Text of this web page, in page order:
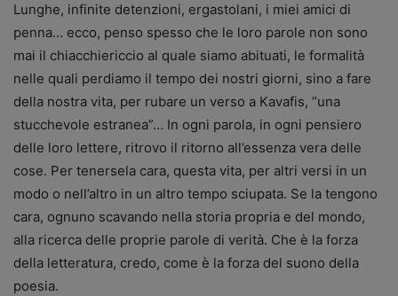
Lunghe, infinite detenzioni, ergastolani, i miei amici di
penna… ecco, penso spesso che le loro parole non sono
mai il chiacchiericcio al quale siamo abituati, le formalità
nelle quali perdiamo il tempo dei nostri giorni, sino a fare
della nostra vita, per rubare un verso a Kavafis, “una
stucchevole estranea”… In ogni parola, in ogni pensiero
delle loro lettere, ritrovo il ritorno all’essenza vera delle
cose. Per tenersela cara, questa vita, per altri versi in un
modo o nell’altro in un altro tempo sciupata. Se la tengono
cara, ognuno scavando nella storia propria e del mondo,
alla ricerca delle proprie parole di verità. Che è la forza
della letteratura, credo, come è la forza del suono della
poesia.